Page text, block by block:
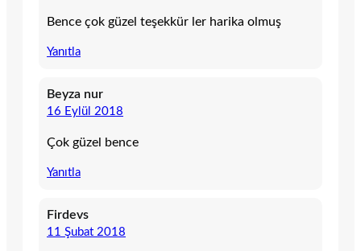
Bence çok güzel teşekkür ler harika olmuş
Yanıtla
Beyza nur
16 Eylül 2018
Çok güzel bence
Yanıtla
Firdevs
11 Şubat 2018